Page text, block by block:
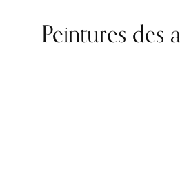
Peintures des